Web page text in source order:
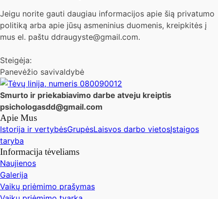
Jeigu norite gauti daugiau informacijos apie šią privatumo
politiką arba apie jūsų asmeninius duomenis, kreipkitės į
mus el. paštu ddraugyste@gmail.com.
Steigėja:
Panevėžio savivaldybė
Smurto ir priekabiavimo darbe atveju kreiptis
psichologasdd@gmail.com
Apie Mus
Istorija ir vertybėsGrupėsLaisvos darbo vietosĮstaigos
taryba
Informacija tėveliams
Naujienos
Galerija
Vaikų priėmimo prašymas